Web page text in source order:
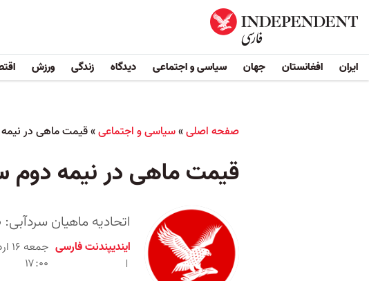
ایران افغانستان جهان سیاسی و اجتماعی دیدگاه زندگی ورزش
صفحه اصلی»سیاسی و اجتماعی»قیمت ماهی در
قیمت ماهی در نیمه
اتحادیه ماهیان
ایندیپندنت فارسی
۱۷:۰۰